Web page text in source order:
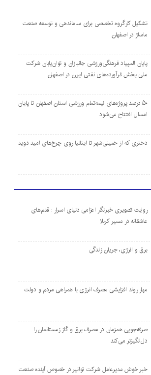
تشکیل کارگروه تخصصی برای ساماندهی و توسعه صنعت
ماساژ در اصفهان
پایان المپیاد فرهنگی‌ورزشی جانبازان و توان‌یابان شرکت
ملی پخش فرآورده‌های نفتی ایران در اصفهان
۵۰ درصد پروژه‌های نیمه‌تمام ورزشی استان اصفهان تا پایان
امسال افتتاح می‌شود
دختری که از خمینی‌شهر تا ایتالیا روی چرخ‌های امید دوید
روایت تصویری خبرنگار اعزامی دنیای اسرار : قدم‌های
عاشقانه در مسیر کربلا
برق و انرژی، جریان زندگی
مهار روند افزایشی مصرف انرژی با همراهی مردم و دولت
صرفه‌جویی همزمان در مصرف برق و گاز زمستانمان را
دل‌انگیزتر می‌کند
خبر خوش مدیرعامل شرکت توانیر در خصوص آینده صنعت